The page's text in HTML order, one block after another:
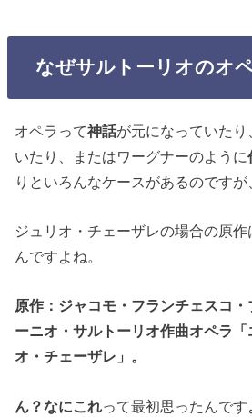
なぜサルトーリオのオ
オペラって神話が元になっていたり
いたり、またはワーグナーのように
りといろんなケースがあるのですが
ジュリオ・チェーザレの場合の原
んですよね。
原作：ジャコモ・フランチェスコ・
ーニオ・サルトーリオ作曲オペラ「
オ・チェーザレ」。
ん？なにこれって最初思ったんです